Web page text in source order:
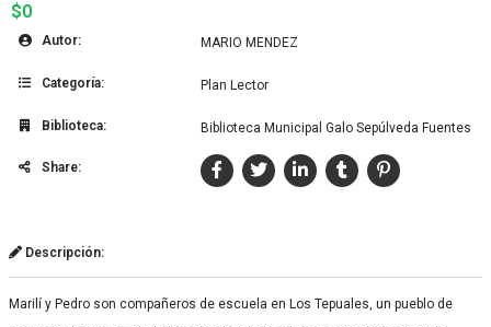
$0
Autor: MARIO MENDEZ
Categoría: Plan Lector
Biblioteca: Biblioteca Municipal Galo Sepúlveda Fuentes
Share:
Descripción:
Marilí y Pedro son compañeros de escuela en Los Tepuales, un pueblo de